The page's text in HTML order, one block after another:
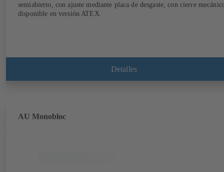
semiabierto, con ajuste mediante placa de desgaste, con cierre
disponible en versión ATEX.
Detalles
AU Monobloc